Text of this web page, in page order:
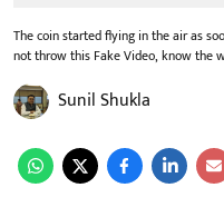
The coin started flying in the air as
not throw this Fake Video, know the
Sunil Shukla